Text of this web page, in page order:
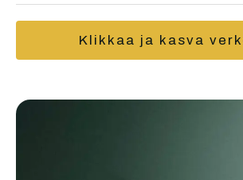
Klikkaa ja kasva